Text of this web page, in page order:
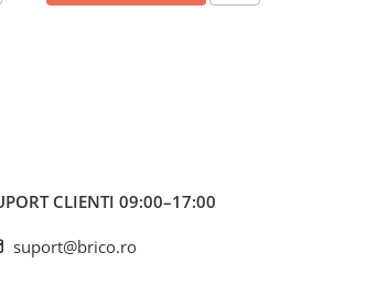
CLIENTI 09:00–17:00
suport@brico.ro